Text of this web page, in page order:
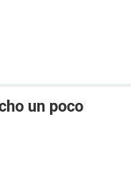
un poco